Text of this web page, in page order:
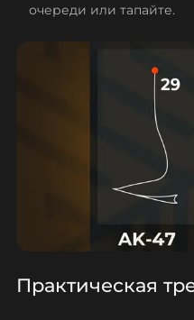
очереди или тапайте.
Практическая